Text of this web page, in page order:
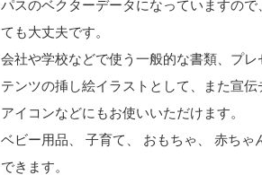
パスのベクターデータになっていますの
ても大丈夫です。
会社や学校などで使う一般的な書類、プ
テンツの挿し絵イラストとして、また宣
アイコンなどにもお使いいただけます。
ベビー用品、 子育て、 おもちゃ、 赤ち
できます。